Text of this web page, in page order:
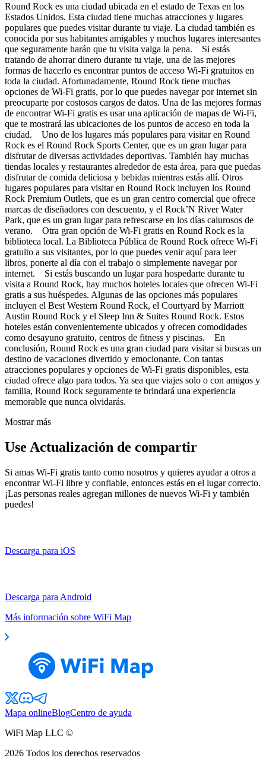
Round Rock es una ciudad ubicada en el estado de Texas en los
Estados Unidos. Esta ciudad tiene muchas atracciones y lugares
populares que puedes visitar durante tu viaje. La ciudad también es
conocida por sus habitantes amigables y muchos lugares interesantes
que seguramente harán que tu visita valga la pena. Si estás
tratando de ahorrar dinero durante tu viaje, una de las mejores
formas de hacerlo es encontrar puntos de acceso Wi-Fi gratuitos en
toda la ciudad. Afortunadamente, Round Rock tiene muchas
opciones de Wi-Fi gratis, por lo que puedes navegar por internet sin
preocuparte por costosos cargos de datos. Una de las mejores formas
de encontrar Wi-Fi gratis es usar una aplicación de mapas de Wi-Fi,
que te mostrará las ubicaciones de los puntos de acceso en toda la
ciudad. Uno de los lugares más populares para visitar en Round
Rock es el Round Rock Sports Center, que es un gran lugar para
disfrutar de diversas actividades deportivas. También hay muchas
tiendas locales y restaurantes alrededor de esta área, para que puedas
disfrutar de comida deliciosa y bebidas mientras estás allí. Otros
lugares populares para visitar en Round Rock incluyen los Round
Rock Premium Outlets, que es un gran centro comercial que ofrece
marcas de diseñadores con descuento, y el Rock’N River Water
Park, que es un gran lugar para refrescarse en los días calurosos de
verano. Otra gran opción de Wi-Fi gratis en Round Rock es la
biblioteca local. La Biblioteca Pública de Round Rock ofrece Wi-Fi
gratuito a sus visitantes, por lo que puedes venir aquí para leer
libros, ponerte al día con el trabajo o simplemente navegar por
internet. Si estás buscando un lugar para hospedarte durante tu
visita a Round Rock, hay muchos hoteles locales que ofrecen Wi-Fi
gratis a sus huéspedes. Algunas de las opciones más populares
incluyen el Best Western Round Rock, el Courtyard by Marriott
Austin Round Rock y el Sleep Inn & Suites Round Rock. Estos
hoteles están convenientemente ubicados y ofrecen comodidades
como desayuno gratuito, centros de fitness y piscinas. En
conclusión, Round Rock es una gran ciudad para visitar si buscas un
destino de vacaciones divertido y emocionante. Con tantas
atracciones populares y opciones de Wi-Fi gratis disponibles, esta
ciudad ofrece algo para todos. Ya sea que viajes solo o con amigos y
familia, Round Rock seguramente te brindará una experiencia
memorable que nunca olvidarás.
Mostrar más
Use Actualización de compartir
Si amas Wi-Fi gratis tanto como nosotros y quieres ayudar a otros a
encontrar Wi-Fi libre y confiable, entonces estás en el lugar correcto.
¡Las personas reales agregan millones de nuevos Wi-Fi y también
puedes!
Descarga para iOS
Descarga para Android
Más información sobre WiFi Map
Mapa onlineBlogCentro de ayuda
WiFi Map LLC ©
2026 Todos los derechos reservados